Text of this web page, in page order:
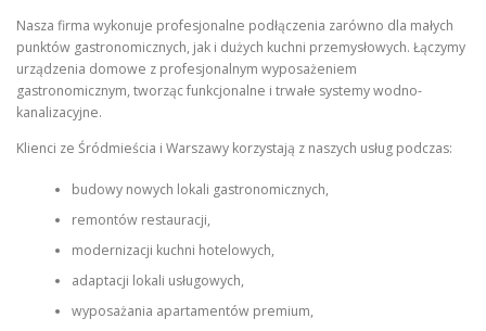
Nasza firma wykonuje profesjonalne podłączenia zarówno dla małych
punktów gastronomicznych, jak i dużych kuchni przemysłowych. Łączymy
urządzenia domowe z profesjonalnym wyposażeniem
gastronomicznym, tworząc funkcjonalne i trwałe systemy wodno-
kanalizacyjne.
Klienci ze Śródmieścia i Warszawy korzystają z naszych usług podczas:
budowy nowych lokali gastronomicznych,
remontów restauracji,
modernizacji kuchni hotelowych,
adaptacji lokali usługowych,
wyposażania apartamentów premium,